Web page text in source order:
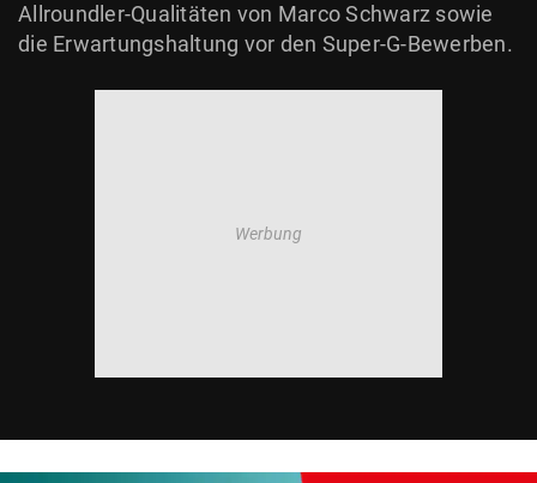
Allroundler-Qualitäten von Marco Schwarz sowie
die Erwartungshaltung vor den Super-G-Bewerben.